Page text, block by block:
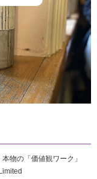
本物の「価値観ワーク」